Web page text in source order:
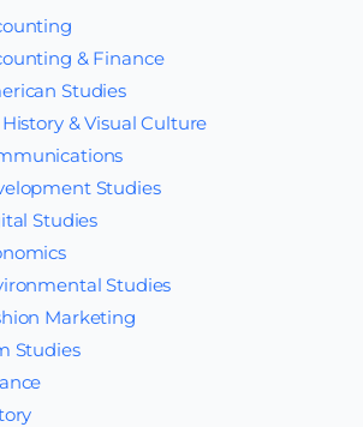
& Finance
Studies
& Visual Culture
Studies
Studies
Studies
Marketing
Studies